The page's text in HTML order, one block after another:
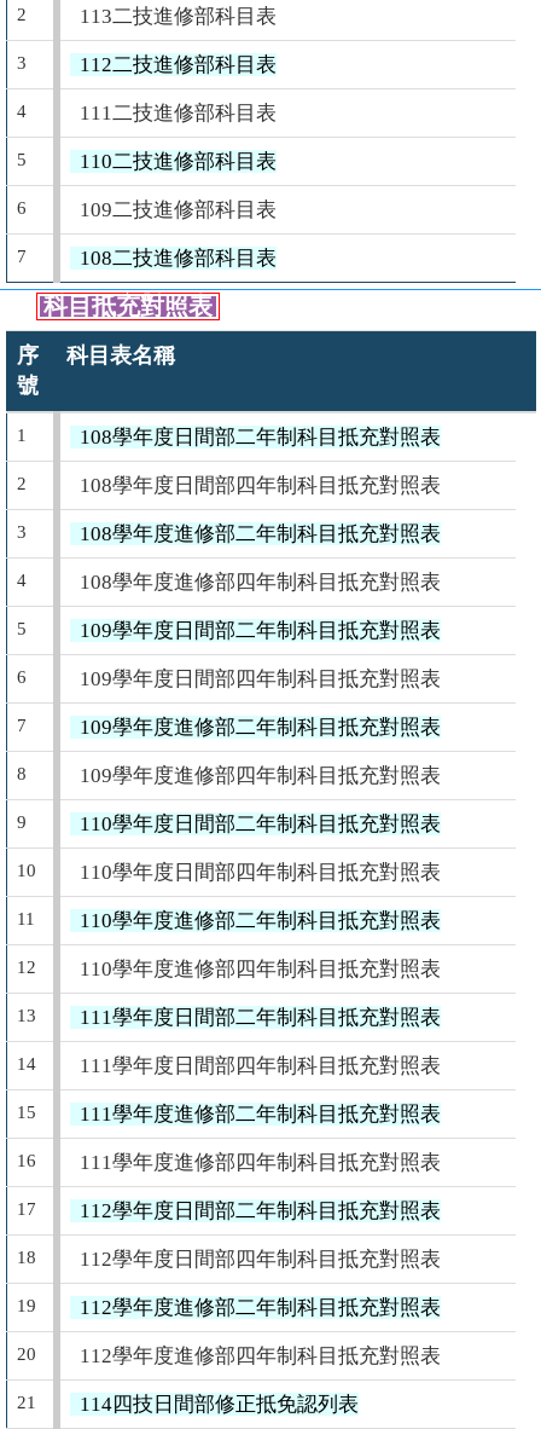
2 113二技進修部科目表
3 112二技進修部科目表
4 111二技進修部科目表
5 110二技進修部科目表
6 109二技進修部科目表
7 108二技進修部科目表
科目抵充對照表
序
號
科目表名稱
1 108學年度日間部二年制科目抵充對照表
2 108學年度日間部四年制科目抵充對照表
3 108學年度進修部二年制科目抵充對照表
4 108學年度進修部四年制科目抵充對照表
5 109學年度日間部二年制科目抵充對照表
6 109學年度日間部四年制科目抵充對照表
7 109學年度進修部二年制科目抵充對照表
8 109學年度進修部四年制科目抵充對照表
9 110學年度日間部二年制科目抵充對照表
10 110學年度日間部四年制科目抵充對照表
11 110學年度進修部二年制科目抵充對照表
12 110學年度進修部四年制科目抵充對照表
13 111學年度日間部二年制科目抵充對照表
14 111學年度日間部四年制科目抵充對照表
15 111學年度進修部二年制科目抵充對照表
16 111學年度進修部四年制科目抵充對照表
17 112學年度日間部二年制科目抵充對照表
18 112學年度日間部四年制科目抵充對照表
19 112學年度進修部二年制科目抵充對照表
20 112學年度進修部四年制科目抵充對照表
21 114四技日間部修正抵免認列表